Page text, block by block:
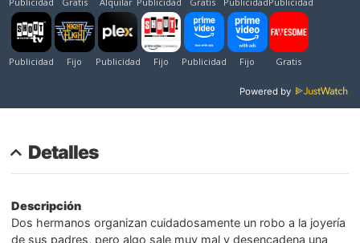
Powered by
Detalles
Descripción
Dos hermanos organizan cuidadosamente un robo a la joyería
de sus padres, pero algo sale muy mal y desencadena una